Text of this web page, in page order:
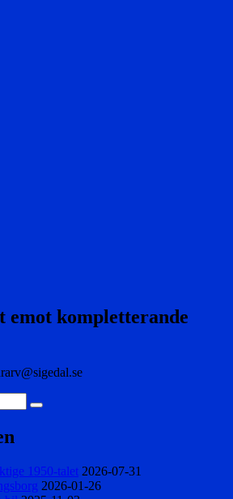
emot kompletterande
Sök
1950-talet 2026-07-31
2026-01-26